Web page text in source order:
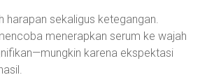
harapan sekaligus ketegangan.
menerapkan serum ke wajah
karena ekspektasi